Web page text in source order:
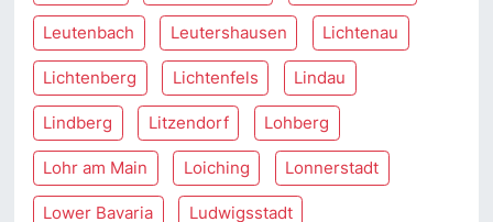
Leutenbach Leutershausen Lichtenau
Lichtenberg Lichtenfels Lindau
Lindberg Litzendorf Lohberg
Lohr am Main Loiching Lonnerstadt
Lower Bavaria Ludwigsstadt